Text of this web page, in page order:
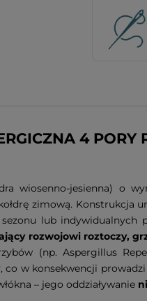
4 PORY
wiosenno-jesienna) o
zimową. Konstrukcja
lub indywidualnych
rozwojowi roztoczy,
(np. Aspergillus
co w konsekwencji
– jego oddziaływanie